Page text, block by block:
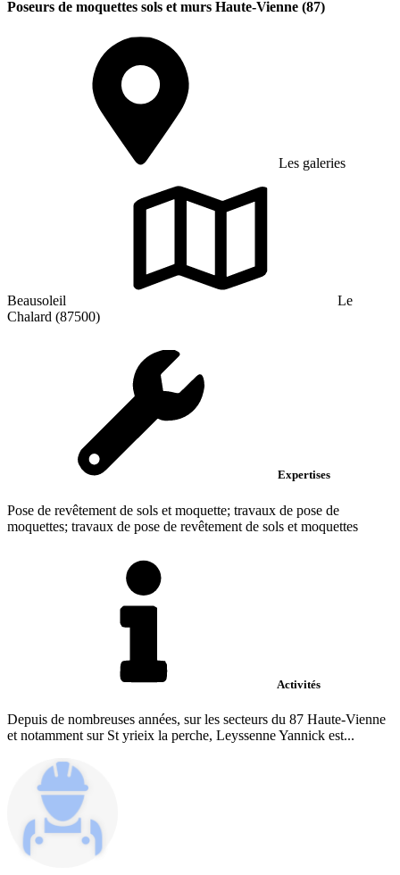
Poseurs de moquettes sols et murs Haute-Vienne (87)
Les galeries
Beausoleil
Le
Chalard (87500)
Expertises
Pose de revêtement de sols et moquette; travaux de pose de
moquettes; travaux de pose de revêtement de sols et moquettes
Activités
Depuis de nombreuses années, sur les secteurs du 87 Haute-Vienne
et notamment sur St yrieix la perche, Leyssenne Yannick est...